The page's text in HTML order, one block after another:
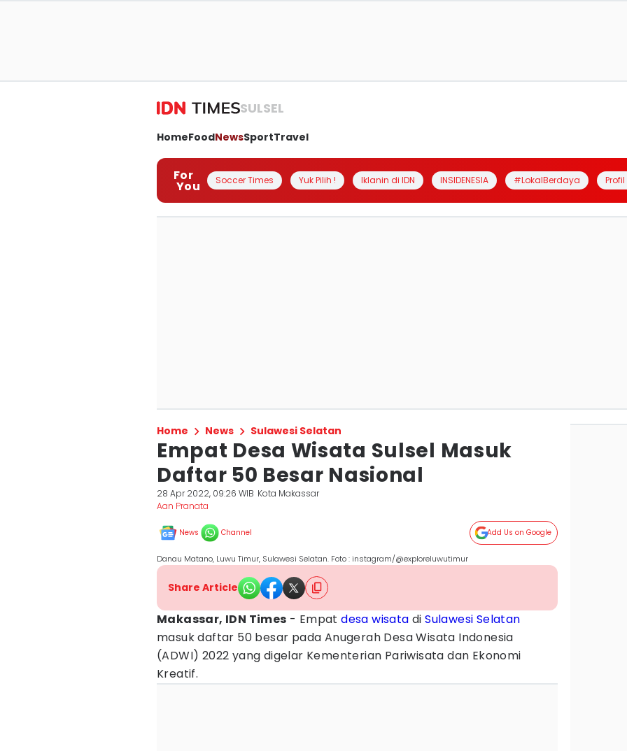
SULSEL
HomeFoodNewsSportTravel
For
You Soccer Times Yuk Pilih ! Iklanin di IDN INSIDENESIA #LokalBerdaya
Home News Sulawesi Selatan
Empat Desa Wisata Sulsel Masuk
Daftar 50 Besar Nasional
28 Apr 2022, 09:26 WIB Kota Makassar
Aan Pranata
News Channel Add Us on Google
Danau Matano, Luwu Timur, Sulawesi Selatan. Foto : instagram/@exploreluwutimur
Share Article
Makassar, IDN Times - Empatdesa wisata diSulawesi Selatan
masuk daftar 50 besar pada Anugerah Desa Wisata Indonesia
(ADWI) 2022 yang digelar Kementerian Pariwisata dan Ekonomi
Kreatif.